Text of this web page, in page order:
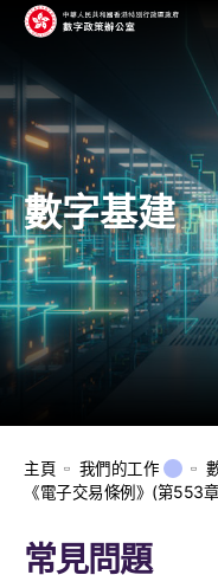
數字基建
主頁 我們的工作
《電子交易條例》(第553
常見問題